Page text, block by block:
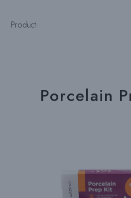
Product:
Porcelain